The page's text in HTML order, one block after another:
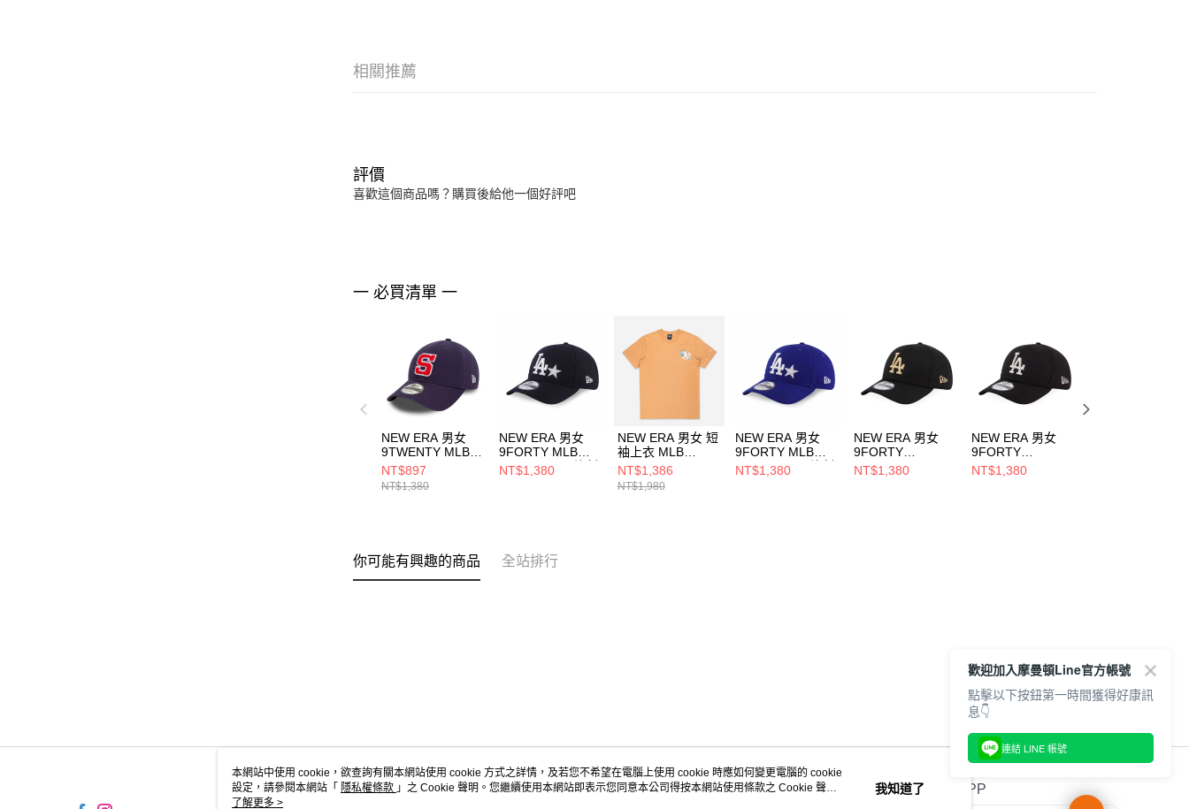
相關推薦
評價
喜歡這個商品嗎？購買後給他一個好評吧
一 必買清單 一
NEW ERA 男女
9TWENTY MLB
VARSITY COOP聖
地牙哥教士
NE60503583
NT$897
NT$1,380
NEW ERA 男女
9FORTY MLB
STAR BASIC 洛杉
磯道奇 黑
NT$1,380
NEW ERA 男女 短
袖上衣 MLB
GRAPHIC
CAPSULE 奧克蘭
運動家 大地咖
NT$1,386
NT$1,980
NEW ERA 男女
9FORTY MLB
STAR BASIC 洛杉
磯道奇 皇家藍
NT$1,380
NEW ERA 男女
9FORTY
ESSENTIAL MLB
BASIC 洛杉磯道奇
NT$1,380
NEW ERA 男女
9FORTY
ESSENTIAL MLB
BASIC 洛杉磯道奇
NT$1,380
你可能有興趣的商品 全站排行
關於我們 客服資訊 官方APP
本網站中使用 cookie，欲查詢有關本網站使用 cookie 方式之詳情，及若您不希望在電腦上使用 cookie 時應如何變更電腦的 cookie
設定，請參閱本網站「 隱私權條款 」之 Cookie 聲明。您繼續使用本網站即表示您同意本公司得按本網站使用條款之 Cookie 聲明
使用 cookie。
了解更多 >
我知道了
歡迎加入摩曼頓Line官方帳號
點擊以下按鈕第一時間獲得好康訊
息👇
連結 LINE 帳號